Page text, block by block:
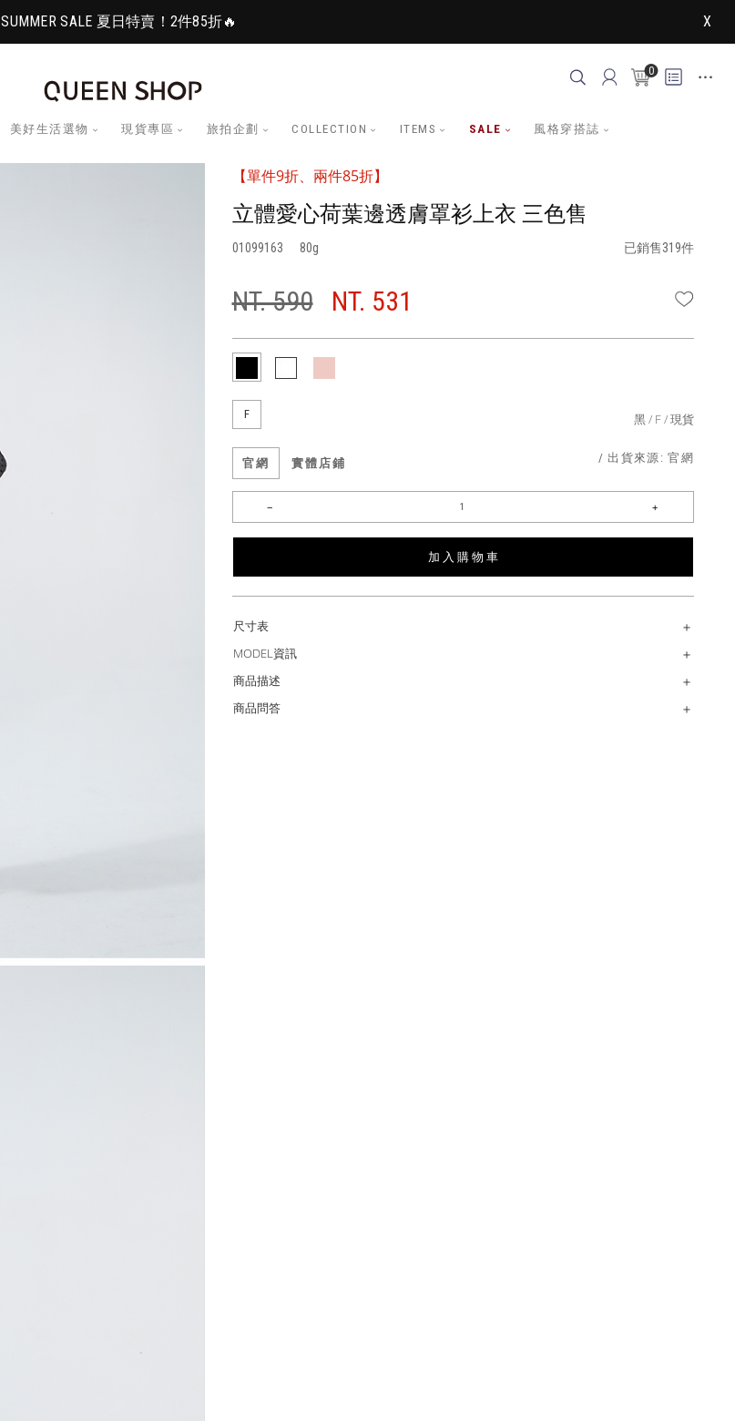
SUMMER SALE 夏日特賣！2件85折🔥 X
0
美好生活選物 現貨專區 旅拍企劃 COLLECTION ITEMS SALE 風格穿搭誌
【單件9折、兩件85折】
立體愛心荷葉邊透膚罩衫上衣 三色售
01099163 80 已銷售319件
NT. 590 NT. 531
F 黑 F 現貨
官網 實體店鋪 / 出貨來源:官網
加 入 購 物 車
尺寸表
MODEL資訊
商品描述
商品問答